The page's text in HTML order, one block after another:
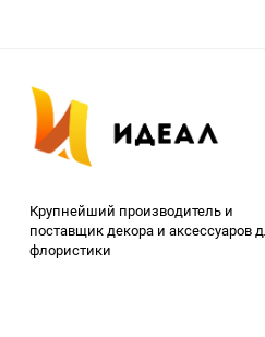
Крупнейший производитель и
поставщик декора и аксессуаров
флористики